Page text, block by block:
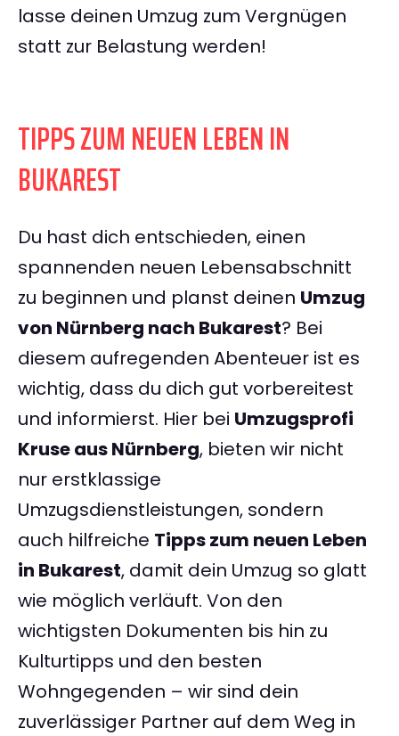
lasse deinen Umzug zum Vergnügen
statt zur Belastung werden!
TIPPS ZUM NEUEN LEBEN IN
BUKAREST
Du hast dich entschieden, einen
spannenden neuen Lebensabschnitt
zu beginnen und planst deinen Umzug
von Nürnberg nach Bukarest? Bei
diesem aufregenden Abenteuer ist es
wichtig, dass du dich gut vorbereitest
und informierst. Hier bei Umzugsprofi
Kruse aus Nürnberg, bieten wir nicht
nur erstklassige
Umzugsdienstleistungen, sondern
auch hilfreiche Tipps zum neuen Leben
in Bukarest, damit dein Umzug so glatt
wie möglich verläuft. Von den
wichtigsten Dokumenten bis hin zu
Kulturtipps und den besten
Wohngegenden – wir sind dein
zuverlässiger Partner auf dem Weg in